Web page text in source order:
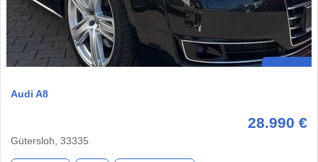
Audi A8
28.990 €
Gütersloh, 33335